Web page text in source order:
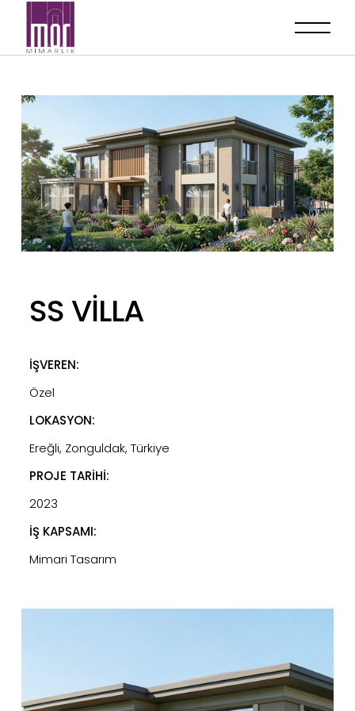
SS VİLLA
İŞVEREN:
Özel
LOKASYON:
Ereğli, Zonguldak, Türkiye
PROJE TARİHİ:
2023
İŞ KAPSAMI:
Mimari Tasarım